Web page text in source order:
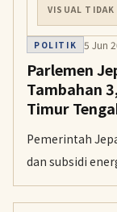
VISUAL TIDAK
POLITIK 5 Jun
Parlemen
Tambahan
Timur
Pemerintah
dan subsidi
di Timur